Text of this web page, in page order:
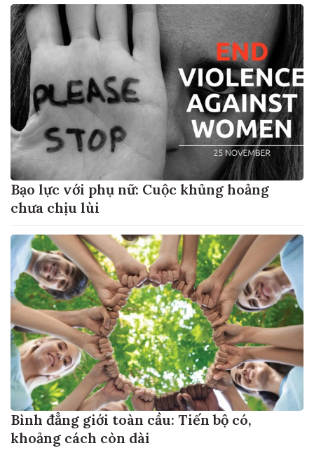
Bạo lực với phụ nữ: Cuộc khủng hoảng
chưa chịu lùi
Bình đẳng giới toàn cầu: Tiến bộ có,
khoảng cách còn dài